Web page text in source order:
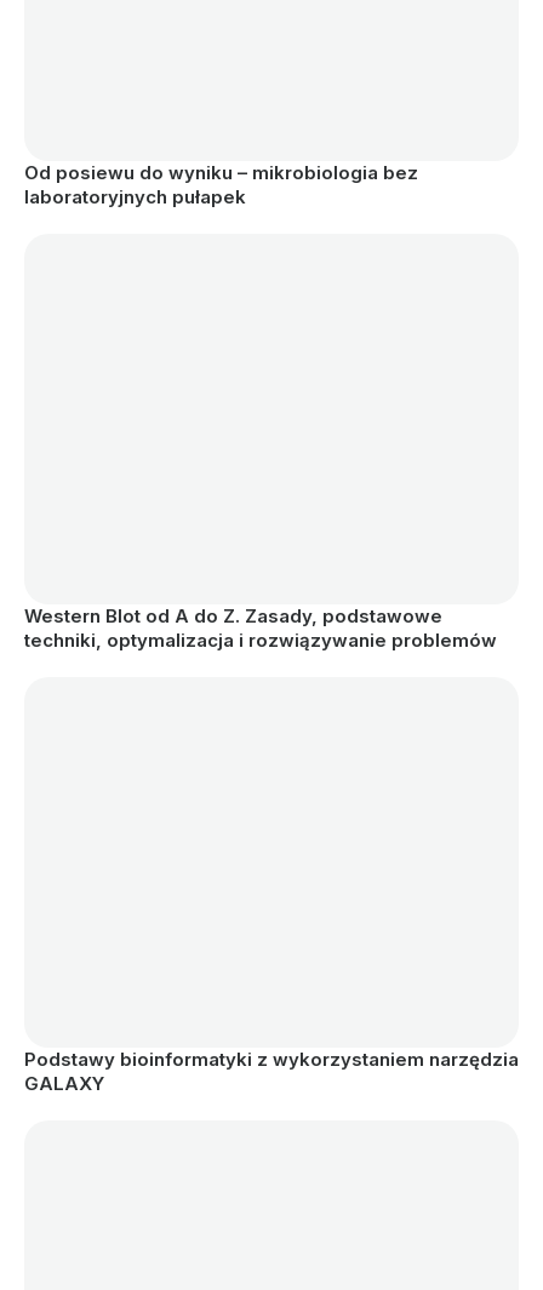
Od posiewu do wyniku – mikrobiologia bez
laboratoryjnych pułapek
Western Blot od A do Z. Zasady, podstawowe
techniki, optymalizacja i rozwiązywanie problemów
Podstawy bioinformatyki z wykorzystaniem narzędzia
GALAXY